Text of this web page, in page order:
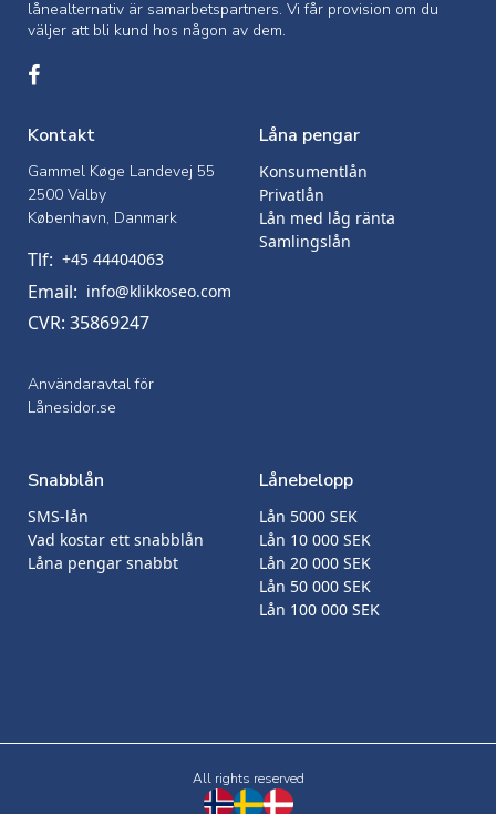
lånealternativ är samarbetspartners. Vi får provision om du
väljer att bli kund hos någon av dem.
Kontakt
Gammel Køge Landevej 55
2500 Valby
København, Danmark
Tlf: +45 44404063
Email: info@klikkoseo.com
CVR: 35869247
Användaravtal för
Lånesidor.se
Låna pengar
Konsumentlån
Privatlån
Lån med låg ränta
Samlingslån
Snabblån
SMS-lån
Vad kostar ett snabblån
Låna pengar snabbt
Lånebelopp
Lån 5000 SEK
Lån 10 000 SEK
Lån 20 000 SEK
Lån 50 000 SEK
Lån 100 000 SEK
All rights reserved